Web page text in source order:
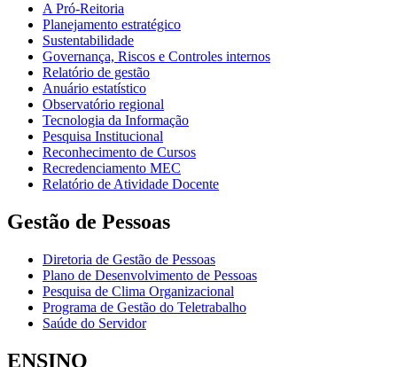
A Pró-Reitoria
Planejamento estratégico
Sustentabilidade
Governança, Riscos e Controles internos
Relatório de gestão
Anuário estatístico
Observatório regional
Tecnologia da Informação
Pesquisa Institucional
Reconhecimento de Cursos
Recredenciamento MEC
Relatório de Atividade Docente
Gestão de Pessoas
Diretoria de Gestão de Pessoas
Plano de Desenvolvimento de Pessoas
Pesquisa de Clima Organizacional
Programa de Gestão do Teletrabalho
Saúde do Servidor
ENSINO